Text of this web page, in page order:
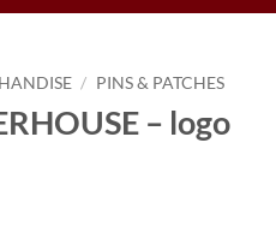
/ PINS & PATCHES
– logo